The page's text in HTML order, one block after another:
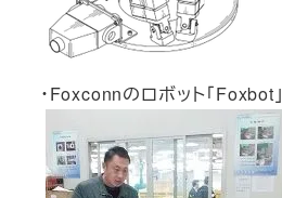
・Foxconnのロボット「Foxbot」